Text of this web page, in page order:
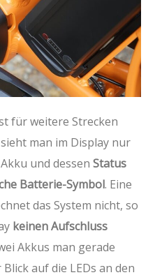
für weitere Strecken
man im Display nur
und dessen Status
Batterie-Symbol. Eine
das System nicht, so
keinen Aufschluss
Akkus man gerade
auf die LEDs an den